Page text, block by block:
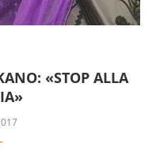
«STOP ALLA